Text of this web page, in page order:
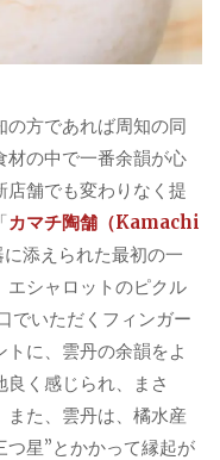
方であれば周知の同
材の中で一番余韻が心
舗でも変わりなく提
カマチ陶舗（Kamachi
添えられた最初の一
エシャロットのピクル
でいただくフィンガー
に、雲丹の余韻をよ
く感じられ、まさ
た、雲丹は、橘水産
つ星”とかかって縁起が